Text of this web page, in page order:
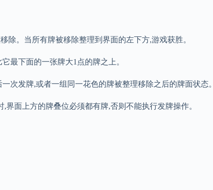
除。当所有牌被移除整理到界面的左下方,游戏获胜。
最下面的一张牌大1点的牌之上。
次发牌,或者一组同一花色的牌被整理移除之后的牌面状态。
面上方的牌叠位必须都有牌,否则不能执行发牌操作。